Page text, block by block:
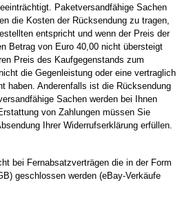
Paketversandfähige Sachen
die Kosten der Rücksendung zu tragen,
entspricht und wenn der Preis der
Betrag von Euro 40,00 nicht übersteigt
Preis des Kaufgegenstands zum
die Gegenleistung oder eine vertraglich
haben. Anderenfalls ist die Rücksendung
Sachen werden bei Ihnen
von Zahlungen müssen Sie
Ihrer Widerrufserklärung erfüllen.
bei Fernabsatzverträgen die in der Form
geschlossen werden (eBay-Verkäufe